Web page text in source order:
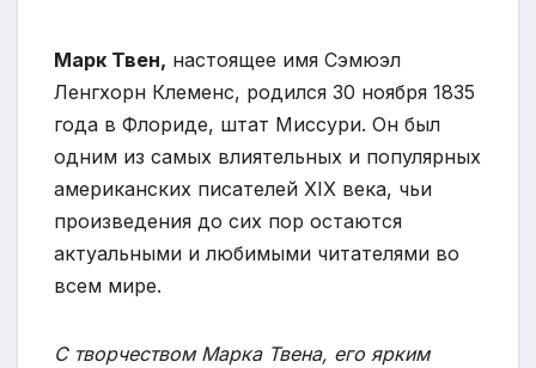
Марк Твен, настоящее имя Сэмюэл
Ленгхорн Клеменс, родился 30 ноября 1835
года в Флориде, штат Миссури. Он был
одним из самых влиятельных и популярных
американских писателей XIX века, чьи
произведения до сих пор остаются
актуальными и любимыми читателями во
всем мире.
С творчеством Марка Твена, его ярким